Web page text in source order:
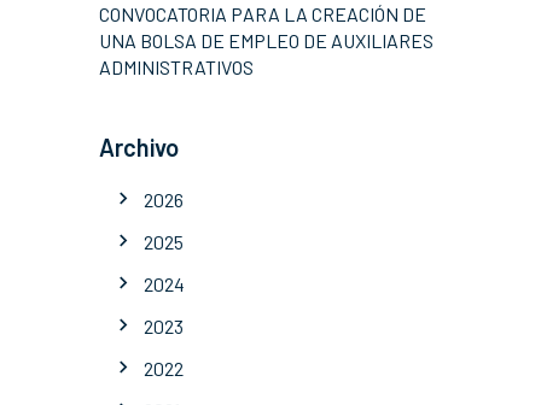
CONVOCATORIA PARA LA CREACIÓN DE
UNA BOLSA DE EMPLEO DE AUXILIARES
ADMINISTRATIVOS
Archivo
2026
2025
2024
2023
2022